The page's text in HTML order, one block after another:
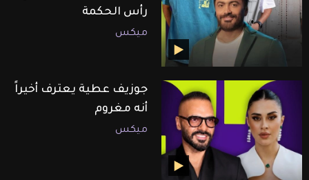
رأس الحكمة
ميكس
جوزيف عطية يعترف أخيراً
أنه مغروم
ميكس